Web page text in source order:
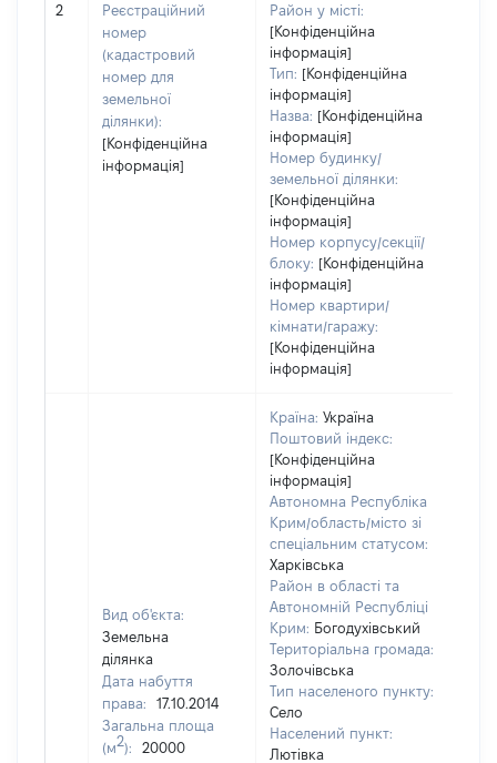
2
Реєстраційний
номер
(кадастровий
номер для
земельної
ділянки):
[Конфіденційна
інформація]
Район у місті:
[Конфіденційна
інформація]
Тип: [Конфіденційна
інформація]
Назва: [Конфіденційна
інформація]
Номер будинку/
земельної ділянки:
[Конфіденційна
інформація]
Номер корпусу/секції/
блоку: [Конфіденційна
інформація]
Номер квартири/
кімнати/гаражу:
[Конфіденційна
інформація]
Вид об'єкта:
Земельна
ділянка
Дата набуття
права:
17.10.2014
Загальна площа
(м2):
20000
Країна: Україна
Поштовий індекс:
[Конфіденційна
інформація]
Автономна Республіка
Крим/область/місто зі
спеціальним статусом:
Харківська
Район в області та
Автономній Республіці
Крим: Богодухівський
Територіальна громада:
Золочівська
Тип населеного пункту:
Село
Населений пункт:
Лютівка